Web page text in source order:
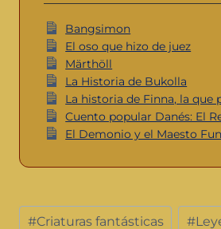
Bangsimon
El oso que hizo de juez
Märthöll
La Historia de Bukolla
La historia de Finna, la que
Cuento popular Danés: El
El Demonio y el Maesto
#Criaturas fantásticas #